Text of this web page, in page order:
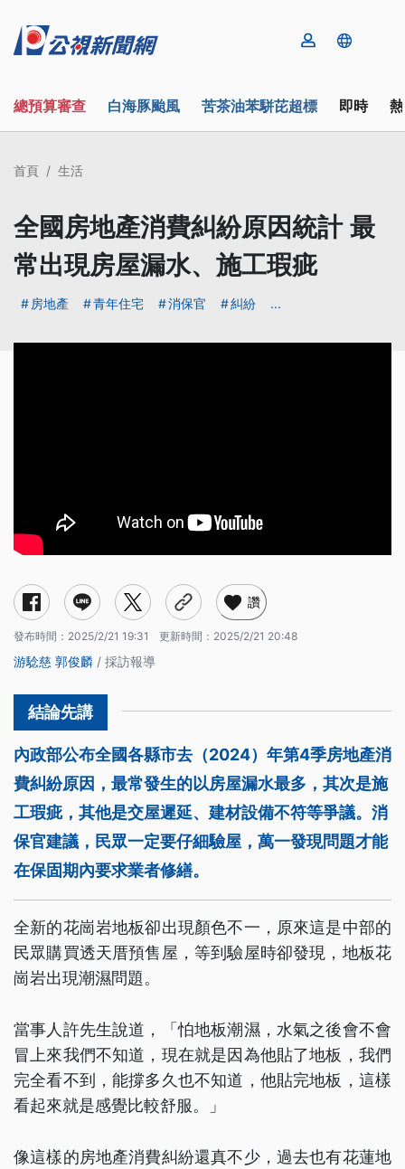
總預算審查 白海豚颱風 苦茶油苯駢芘超標 即時
首頁 生活
全國房地產消費糾紛原因統計 最
常出現房屋漏水、施工瑕疵
房地產 青年住宅 消保官 糾紛 ...
讚
發布時間： 2025/2/21 19:31 更新時間： 2025/2/21 20:48
游騐慈 郭俊麟 / 採訪報導
內政部公布全國各縣市去（2024）年第4季房地產消
費糾紛原因，最常發生的以房屋漏水最多，其次是施
工瑕疵，其他是交屋遲延、建材設備不符等爭議。消
保官建議，民眾一定要仔細驗屋，萬一發現問題才能
在保固期內要求業者修繕。
全新的花崗岩地板卻出現顏色不一，原來這是中部的
民眾購買透天厝預售屋，等到驗屋時卻發現，地板花
崗岩出現潮濕問題。
當事人許先生說道，「怕地板潮濕，水氣之後會不會
冒上來我們不知道，現在就是因為他貼了地板，我們
完全看不到，能撐多久也不知道，他貼完地板，這樣
看起來就是感覺比較舒服。」
像這樣的房地產消費糾紛還真不少，過去也有花蓮地